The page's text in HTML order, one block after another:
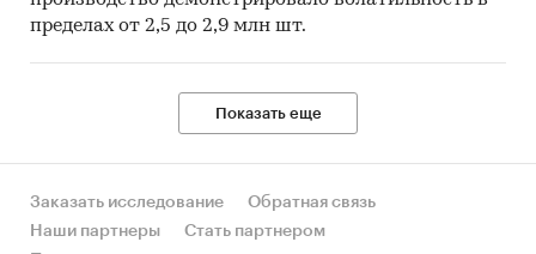
пределах от 2,5 до 2,9 млн шт.
Показать еще
Заказать исследование
Обратная связь
Наши партнеры
Стать партнером